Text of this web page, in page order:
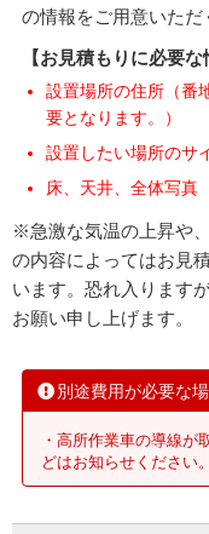
の情報をご用意いただ
【お見積もりに必要な
設置場所の住所（番
要となります。）
設置したい場所のサ
床、天井、全体写真
※急激な気温の上昇や
の内容によってはお見
います。恐れ入ります
お願い申し上げます。
別途費用が必要な
・高所作業車の導線が
どはお知らせください。